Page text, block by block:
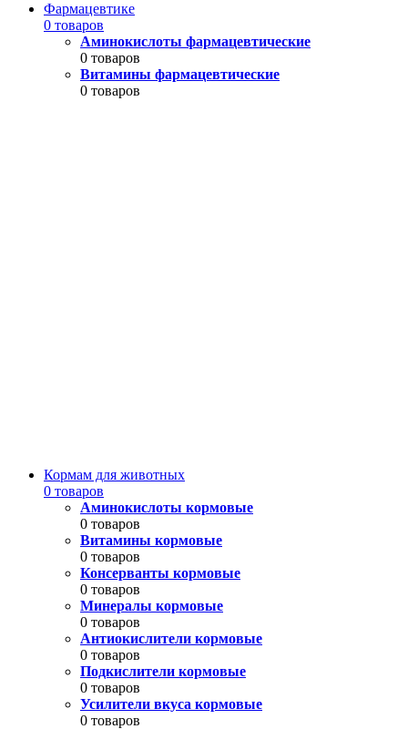
Фармацевтике
0 товаров
Аминокислоты фармацевтические
0 товаров
Витамины фармацевтические
0 товаров
Кормам для животных
0 товаров
Аминокислоты кормовые
0 товаров
Витамины кормовые
0 товаров
Консерванты кормовые
0 товаров
Минералы кормовые
0 товаров
Антиокислители кормовые
0 товаров
Подкислители кормовые
0 товаров
Усилители вкуса кормовые
0 товаров